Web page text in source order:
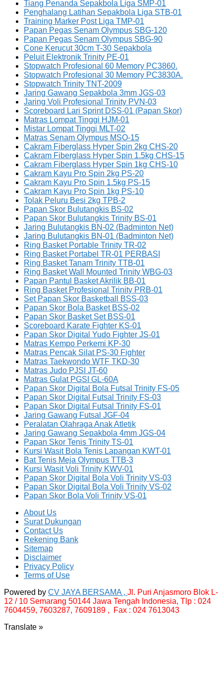
Tiang Penanda Sepakbola Liga SMP-01
Penghalang Latihan Sepakbola Liga STB-01
Training Marker Post Liga TMP-01
Papan Pegas Senam Olympus SBG-120
Papan Pegas Senam Olympus SBG-90
Cone Kerucut 30cm T-30 Sepakbola
Peluit Elektronik Trinity PE-01
Stopwatch Profesional 60 Memory PC3860.
Stopwatch Profesional 30 Memory PC3830A.
Stopwatch Trinity TNT-2009
Jaring Gawang Sepakbola 3mm JGS-03
Jaring Voli Profesional Trinity PVN-03
Scoreboard Lari Sprint DSS-01 (Papan Skor)
Matras Lompat Tinggi HJM-01
Mistar Lompat Tinggi MLT-02
Matras Senam Olympus MSO-15
Cakram Fiberglass Hyper Spin 2kg CHS-20
Cakram Fiberglass Hyper Spin 1.5kg CHS-15
Cakram Fiberglass Hyper Spin 1kg CHS-10
Cakram Kayu Pro Spin 2kg PS-20
Cakram Kayu Pro Spin 1.5kg PS-15
Cakram Kayu Pro Spin 1kg PS-10
Tolak Peluru Besi 2kg TPB-2
Papan Skor Bulutangkis BS-02
Papan Skor Bulutangkis Trinity BS-01
Jaring Bulutangkis BN-02 (Badminton Net)
Jaring Bulutangkis BN-01 (Badminton Net)
Ring Basket Portable Trinity TR-02
Ring Basket Portabel TR-01 PERBASI
Ring Basket Tanam Trinity TTB-01
Ring Basket Wall Mounted Trinity WBG-03
Papan Pantul Basket Akrilik BB-01
Ring Basket Profesional Trinity PRB-01
Set Papan Skor Basketball BSS-03
Papan Skor Bola Basket BSS-02
Papan Skor Basket Set BSS-01
Scoreboard Karate Fighter KS-01
Papan Skor Digital Yudo Fighter JS-01
Matras Kempo Perkemi KP-30
Matras Pencak Silat PS-30 Fighter
Matras Taekwondo WTF TKD-30
Matras Judo PJSI JT-60
Matras Gulat PGSI GL-60A
Papan Skor Digital Bola Futsal Trinity FS-05
Papan Skor Digital Futsal Trinity FS-03
Papan Skor Digital Futsal Trinity FS-01
Jaring Gawang Futsal JGF-04
Peralatan Olahraga Anak Atletik
Jaring Gawang Sepakbola 4mm JGS-04
Papan Skor Tenis Trinity TS-01
Kursi Wasit Bola Tenis Lapangan KWT-01
Bat Tenis Meja Olympus TTB-3
Kursi Wasit Voli Trinity KWV-01
Papan Skor Digital Bola Voli Trinity VS-03
Papan Skor Digital Bola Voli Trinity VS-02
Papan Skor Bola Voli Trinity VS-01
About Us
Surat Dukungan
Contact Us
Rekening Bank
Sitemap
Disclaimer
Privacy Policy
Terms of Use
Powered by CV JAYA BERSAMA , Jl. Puri Anjasmoro Blok L-
12 / 10 Semarang 50144 Jawa Tengah Indonesia, Tlp : 024
7604459, 7603287, 7609189 , Fax : 024 7613043
Translate »